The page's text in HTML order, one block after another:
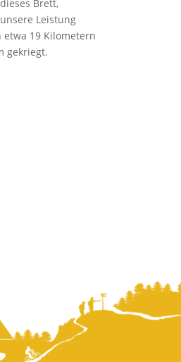
Brett,
Leistung
19 Kilometern
gekriegt.